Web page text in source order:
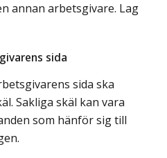
annan arbetsgivare. Lag
sida
sida ska
Sakliga skäl kan vara
som hänför sig till